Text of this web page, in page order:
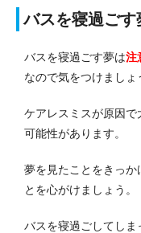
バスを寝過ごす
バスを寝過ごす夢は注
なので気をつけましょ
ケアレスミスが原因で
可能性があります。
夢を見たことをきっか
とを心がけましょう。
バスを寝過ごしてし